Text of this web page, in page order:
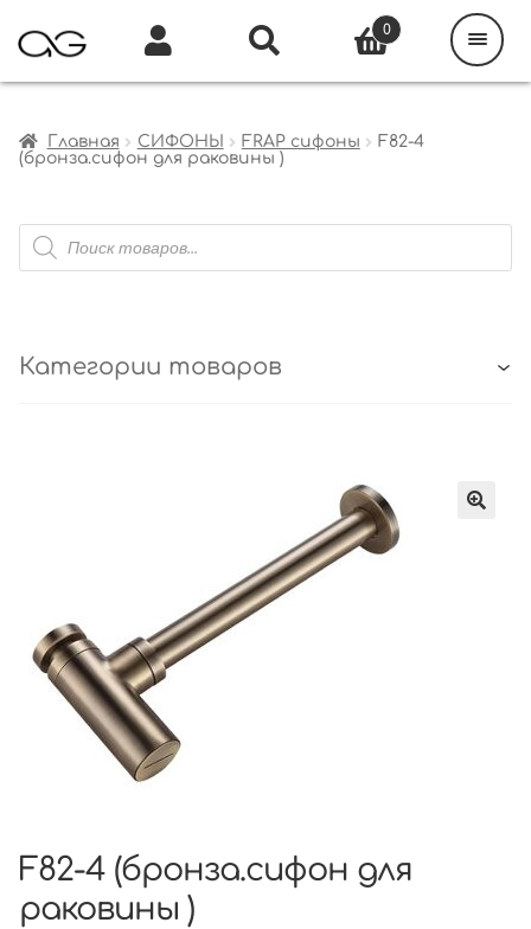
Главная СИФОНЫ FRAP сифоны
F82-4
(бронза.сифон для раковины )
Поиск
товаров
Категории товаров
F82-4 (бронза.сифон для
раковины )
0